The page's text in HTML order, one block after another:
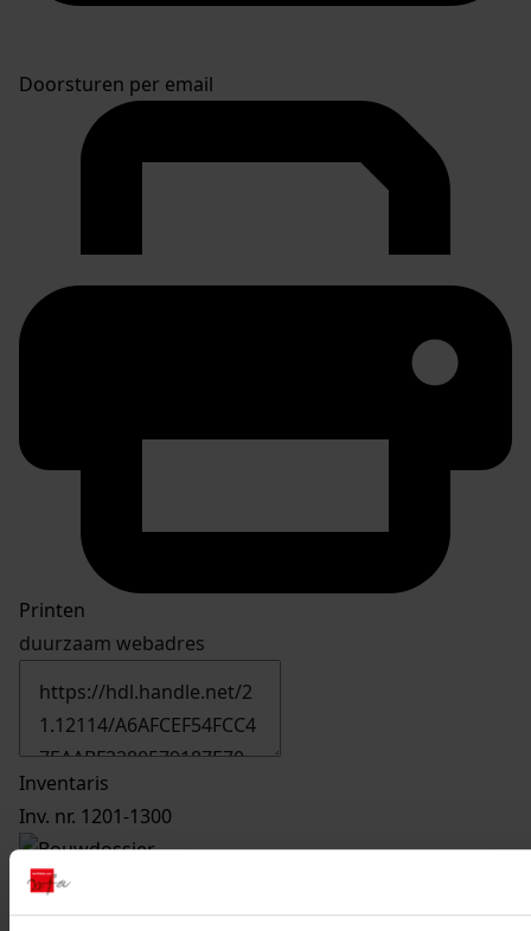
Doorsturen per email
Printen
duurzaam webadres
Inventaris
Inv. nr. 1201-1300
1298Verbouw woning en werkplaats, 1964
Datering: